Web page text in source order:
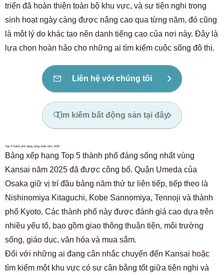
triển đã hoàn thiện toàn bộ khu vực, và sự tiện nghi trong
sinh hoạt ngày càng được nâng cao qua từng năm, đó cũng
là một lý do khác tạo nên danh tiếng cao của nơi này. Đây là
lựa chọn hoàn hảo cho những ai tìm kiếm cuộc sống đô thị.
Liên hệ với chúng tôi
Tìm kiếm bất động sản tại đây
Top 5 thành phố đáng sống nhất năm 2025
Bảng xếp hạng Top 5 thành phố đáng sống nhất vùng
Kansai năm 2025 đã được công bố. Quận Umeda của
Osaka giữ vị trí đầu bảng năm thứ tư liên tiếp, tiếp theo là
Nishinomiya Kitaguchi, Kobe Sannomiya, Tennoji và thành
phố Kyoto. Các thành phố này được đánh giá cao dựa trên
nhiều yếu tố, bao gồm giao thông thuận tiện, môi trường
sống, giáo dục, văn hóa và mua sắm.
Đối với những ai đang cân nhắc chuyển đến Kansai hoặc
tìm kiếm một khu vực có sự cân bằng tốt giữa tiện nghi và